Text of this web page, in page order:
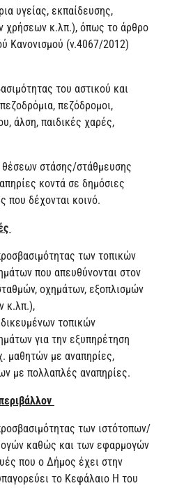
υγείας, εκπαίδευσης,
χρήσεων κ.λπ.), όπως το άρθρο
Κανονισμού (ν.4067/2012)
του αστικού και
πεζόδρομοι,
άλση, παιδικές χαρές,
θέσεων στάσης/στάθμευσης
κοντά σε δημόσιες
που δέχονται κοινό.
των τοπικών
που απευθύνονται στον
οχημάτων, εξοπλισμών
κ.λπ.),
τοπικών
για την εξυπηρέτηση
μαθητών με αναπηρίες,
με πολλαπλές αναπηρίες.
των ιστότοπων/
καθώς και των εφαρμογών
που ο Δήμος έχει στην
το Κεφάλαιο Η του